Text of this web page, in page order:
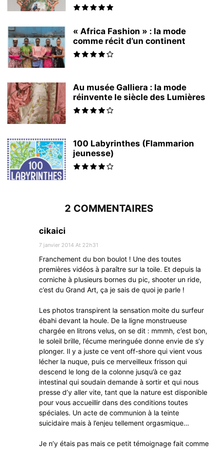
« Africa Fashion » : la mode
comme récit d’un continent
Au musée Galliera : la mode
réinvente le siècle des Lumières
100 Labyrinthes (Flammarion
jeunesse)
2 COMMENTAIRES
cikaici
7 janvier 2014 At 22h31
Franchement du bon boulot ! Une des toutes
premières vidéos à paraître sur la toile. Et depuis la
corniche à plusieurs bornes du pic, shooter un ride,
c’est du Grand Art, ça je sais de quoi je parle !
Les photos transpirent la sensation moite du surfeur
ébahi devant la houle. De la ligne monstrueuse
chargée en litrons velus, on se dit : mmmh, c’est bon,
le soleil brille, l’écume meringuée donne envie de s’y
plonger. Il y a juste ce vent off-shore qui vient vous
lécher la nuque, puis ce merveilleux frisson qui
descend le long de la colonne jusqu’à ce gaz
intestinal qui soudain demande à sortir et qui nous
presse d’y aller vite, tant que la nature est disponible
pour vous accueillir dans des conditions toutes
spéciales. Un acte de communion à la teinte
suicidaire mais à l’enjeu tellement orgasmique…
Je n’y étais pas mais ce petit témoignage fait comme